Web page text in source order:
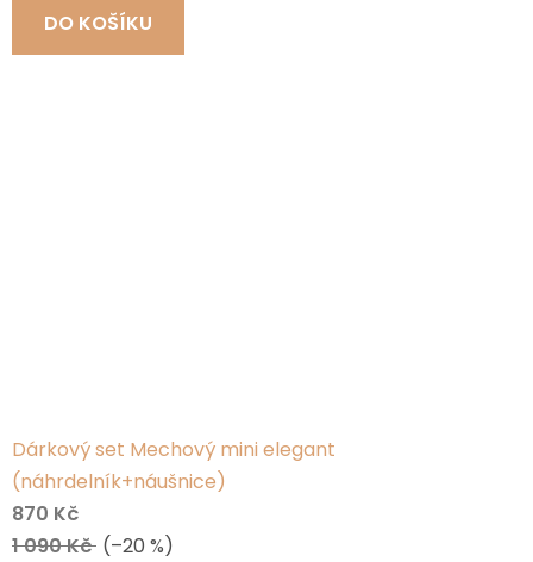
DO KOŠÍKU
Dárkový set Mechový mini elegant
(náhrdelník+náušnice)
870 Kč
1 090 Kč (–20 %)